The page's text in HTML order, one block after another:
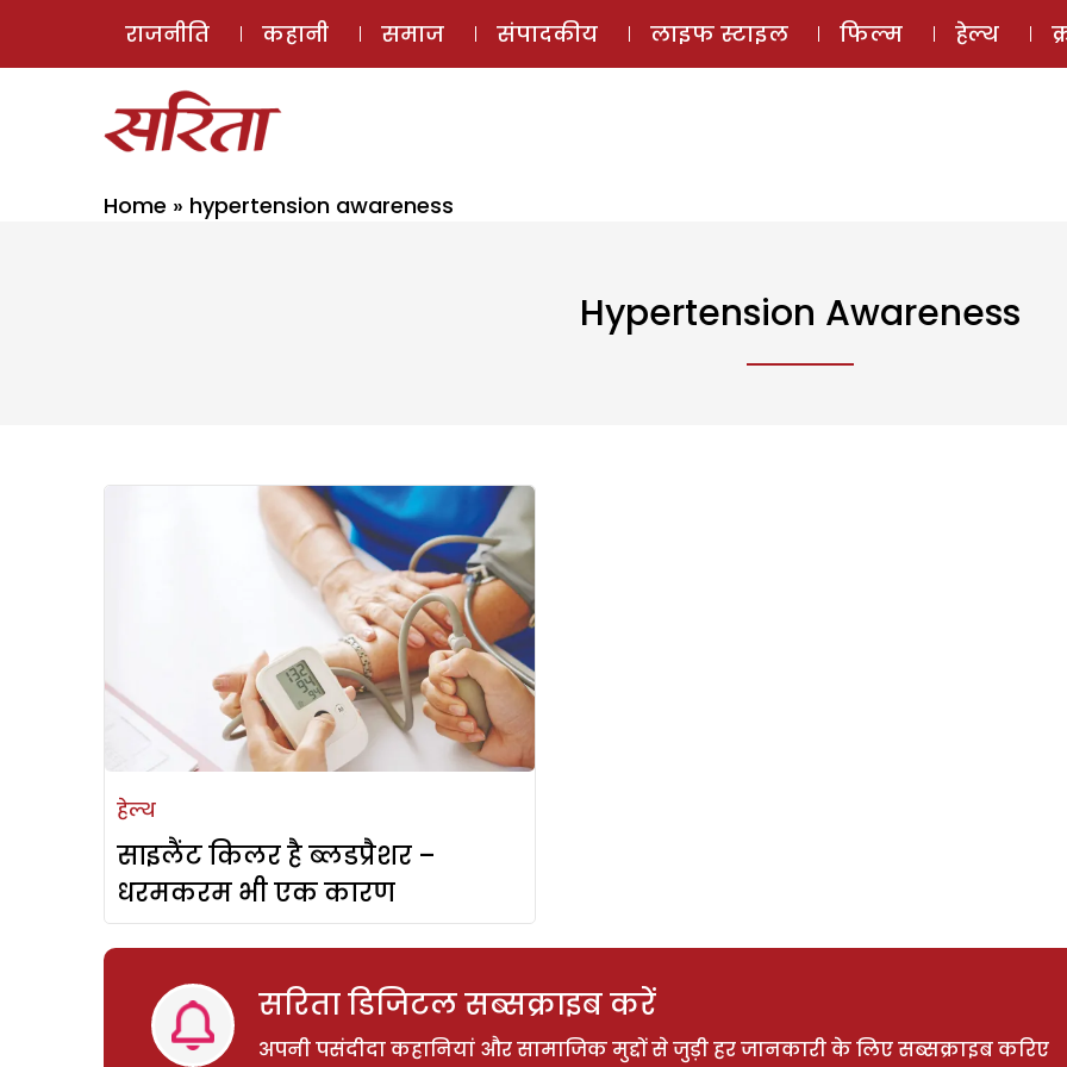
ई-मैगज़ीन
राजनीति कहानी समाज संपादकीय लाइफ स्टाइल फिल्म हेल्थ
Home » hypertension awareness
Hypertension Awareness
हेल्थ
साइलैंट किलर है ब्लडप्रैशर –
धरमकरम भी एक कारण
सरिता डिजिटल सब्सक्राइब करें
अपनी पसंदीदा कहानियां और सामाजिक मुद्दों से जुड़ी हर जानकारी के लिए सब्सक्राइब करिए